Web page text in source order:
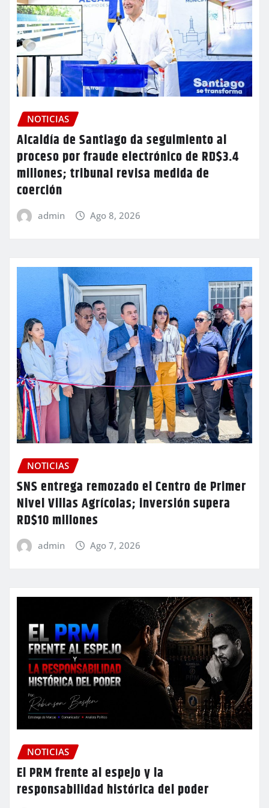
NOTICIAS
Alcaldía de Santiago da seguimiento al
proceso por fraude electrónico de RD$3.4
millones; tribunal revisa medida de
coerción
admin Ago 8, 2026
NOTICIAS
SNS entrega remozado el Centro de Primer
Nivel Villas Agrícolas; inversión supera
RD$10 millones
admin Ago 7, 2026
NOTICIAS
El PRM frente al espejo y la
responsabilidad histórica del poder